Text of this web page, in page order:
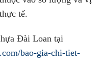
tế.
Đài Loan tại
bao-gia-chi-tiet-